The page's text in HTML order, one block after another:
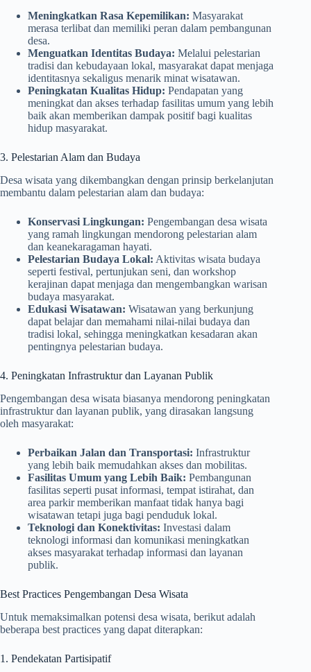
Meningkatkan Rasa Kepemilikan: Masyarakat
merasa terlibat dan memiliki peran dalam pembangunan
desa.
Menguatkan Identitas Budaya: Melalui pelestarian
tradisi dan kebudayaan lokal, masyarakat dapat menjaga
identitasnya sekaligus menarik minat wisatawan.
Peningkatan Kualitas Hidup: Pendapatan yang
meningkat dan akses terhadap fasilitas umum yang lebih
baik akan memberikan dampak positif bagi kualitas
hidup masyarakat.
3. Pelestarian Alam dan Budaya
Desa wisata yang dikembangkan dengan prinsip berkelanjutan
membantu dalam pelestarian alam dan budaya:
Konservasi Lingkungan: Pengembangan desa wisata
yang ramah lingkungan mendorong pelestarian alam
dan keanekaragaman hayati.
Pelestarian Budaya Lokal: Aktivitas wisata budaya
seperti festival, pertunjukan seni, dan workshop
kerajinan dapat menjaga dan mengembangkan warisan
budaya masyarakat.
Edukasi Wisatawan: Wisatawan yang berkunjung
dapat belajar dan memahami nilai-nilai budaya dan
tradisi lokal, sehingga meningkatkan kesadaran akan
pentingnya pelestarian budaya.
4. Peningkatan Infrastruktur dan Layanan Publik
Pengembangan desa wisata biasanya mendorong peningkatan
infrastruktur dan layanan publik, yang dirasakan langsung
oleh masyarakat:
Perbaikan Jalan dan Transportasi: Infrastruktur
yang lebih baik memudahkan akses dan mobilitas.
Fasilitas Umum yang Lebih Baik: Pembangunan
fasilitas seperti pusat informasi, tempat istirahat, dan
area parkir memberikan manfaat tidak hanya bagi
wisatawan tetapi juga bagi penduduk lokal.
Teknologi dan Konektivitas: Investasi dalam
teknologi informasi dan komunikasi meningkatkan
akses masyarakat terhadap informasi dan layanan
publik.
Best Practices Pengembangan Desa Wisata
Untuk memaksimalkan potensi desa wisata, berikut adalah
beberapa best practices yang dapat diterapkan:
1. Pendekatan Partisipatif